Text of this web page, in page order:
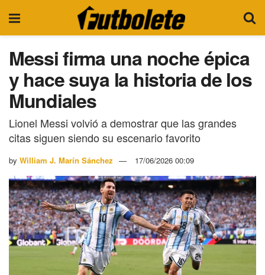
Messi firma una noche épica
y hace suya la historia de los
Mundiales
Lionel Messi volvió a demostrar que las grandes
citas siguen siendo su escenario favorito
by William J. Marín Sánchez 17/06/2026 00:09